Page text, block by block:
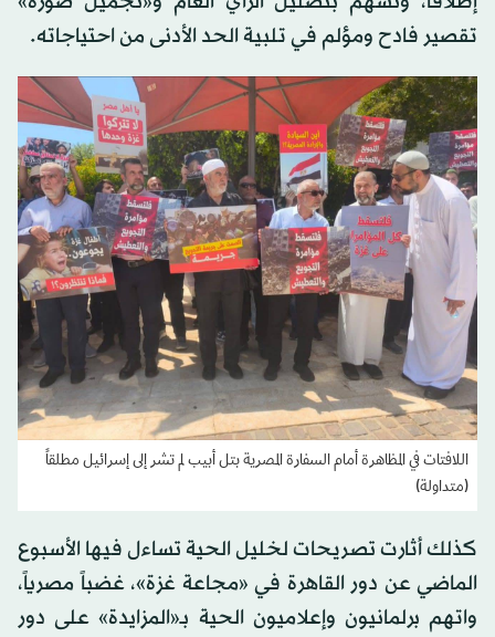
تقصير فادح ومؤلم في تلبية الحد الأدنى من احتياجاته.
اللافتات في المظاهرة أمام السفارة المصرية بتل أبيب لم تشر إلى إسرائيل مطلقاً
(متداولة)
كذلك أثارت تصريحات لخليل الحية تساءل فيها الأسبوع
الماضي عن دور القاهرة في «مجاعة غزة»، غضباً مصرياً،
واتهم برلمانيون وإعلاميون الحية بـ«المزايدة» على دور